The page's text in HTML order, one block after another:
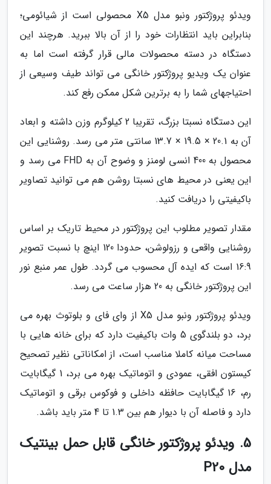
ویدئو پروژکتور ونبو مدل X5 محصولی است از شیائومی؛
بنابراین باید انتظارات خود را از آن بالا ببرید. هرچند این
دستگاه در دسته محصولات مالی قرار گرفته است اما به
عنوان یک ویدیو پروژکتور خانگی می تواند طیف وسیعی از
احتیاجهای شما را به برترین شکل ممکن رفع کند.
این دستگاه نسبتا بزرگ، تقریبا 2 کیلوگرم وزن داشته و ابعاد
آن به 20.1 × 19.5 × 13.7 سانتی متر می رسد. روشنایی این
محصول به 400 انسی لومنز و وضوح آن به FHD می رسد و
این یعنی در محیط های نسبتا روشن هم می توانید تصاویر
باکیفیتی را دریافت کنید.
مقدار تصویر مطلوب این پروژکتور در محیط تاریک بر اساس
روشنایی واقعی و رزولوشن، حدودا 120 اینچ با نسبت تصویر
16:9 است که ایده آل محسوب می گردد. طول عمر منبع نور
این پروژکتور خانگی به 20 هزار ساعت می رسد.
ویدئو پروژکتور ونبو مدل X5 از وای فای و بلوتوث بهره می
برد، دو بلندگوی 5 وات باکیفیت دارد که برای خانه هایی با
مساحت میانه کاملا مناسب است، از امکاناتی نظیر تصحیح
کیستون افقی، عمودی و اتوماتیک بهره می برد، 1 گیگابایت
رم، 16 گیگابایت حافظه داخلی و فوکوس برقی و اتوماتیک
دارد و فاصله آن با دیوار هم بین 1.3 تا 4 متر باید باشد.
5. ویدئو پروژکتور خانگی قابل حمل بینتیک
مدل P20